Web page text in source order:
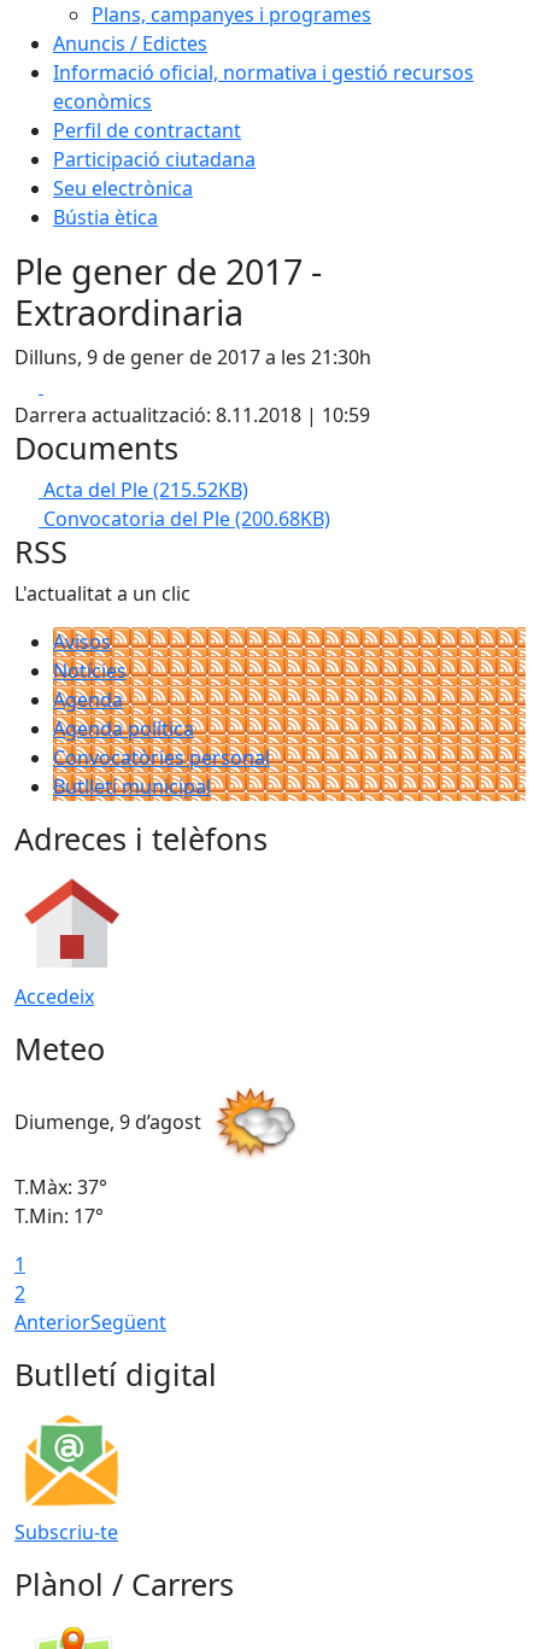
Plans, campanyes i programes
Anuncis / Edictes
Informació oficial, normativa i gestió recursos
econòmics
Perfil de contractant
Participació ciutadana
Seu electrònica
Bústia ètica
Ple gener de 2017 -
Extraordinaria
Dilluns, 9 de gener de 2017 a les 21:30h
Darrera actualització: 8.11.2018 | 10:59
Documents
Acta del Ple(215.52KB)
Convocatoria del Ple(200.68KB)
RSS
L'actualitat a un clic
Avisos
Notícies
Agenda
Agenda política
Convocatòries personal
Butlletí municipal
Adreces i telèfons
Accedeix
Meteo
Diumenge, 9 d’agost
T.Màx: 37°
T.Min: 17°
1
2
AnteriorSegüent
Butlletí digital
Subscriu-te
Plànol / Carrers